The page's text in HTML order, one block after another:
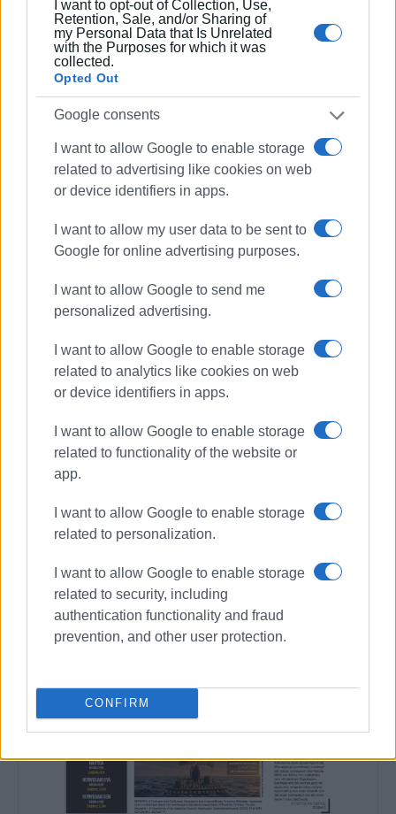
I want to opt-out of Collection, Use,
Retention, Sale, and/or Sharing of
my Personal Data that Is Unrelated
with the Purposes for which it was
collected.
Opted Out
Google consents
I want to allow Google to enable storage
related to advertising like cookies on web
or device identifiers in apps.
I want to allow my user data to be sent to
Google for online advertising purposes.
I want to allow Google to send me
personalized advertising.
I want to allow Google to enable storage
related to analytics like cookies on web
or device identifiers in apps.
I want to allow Google to enable storage
related to functionality of the website or
app.
I want to allow Google to enable storage
related to personalization.
I want to allow Google to enable storage
related to security, including
authentication functionality and fraud
prevention, and other user protection.
CONFIRM
Είναι ο εκδότης - διευθυντής της Ενημέρωσης.
Έχει σπουδάσει και εργαστεί ως μηχανικός και
ηλεκτρονικός. Δημοσιογραφεί από τις αρχές της
δεκαετίας του 1980. Έχει συνεργαστεί με σχεδόν
όλες τις αθηναϊκές εφημερίδες. Διετέλεσε
πρόεδρος του Συνδέσμου Ημερησίων
υπηρέτησε και από τη θέση του γενικού
γραμματέα στο δ.σ. επί οκτώ χρόνια. Πιστεύει
πως η ισχυρότερη ιδιότητα του δημοσιογράφου
στην ενημέρωση είναι το ενδιαφέρον του για τα
κοινά και στην επικοινωνία η έντιμη και
ανιδιοτελής διαμεσολάβηση.
Ακολουθήστε το enimerosi στο
Συνδρομητές στο e-paper